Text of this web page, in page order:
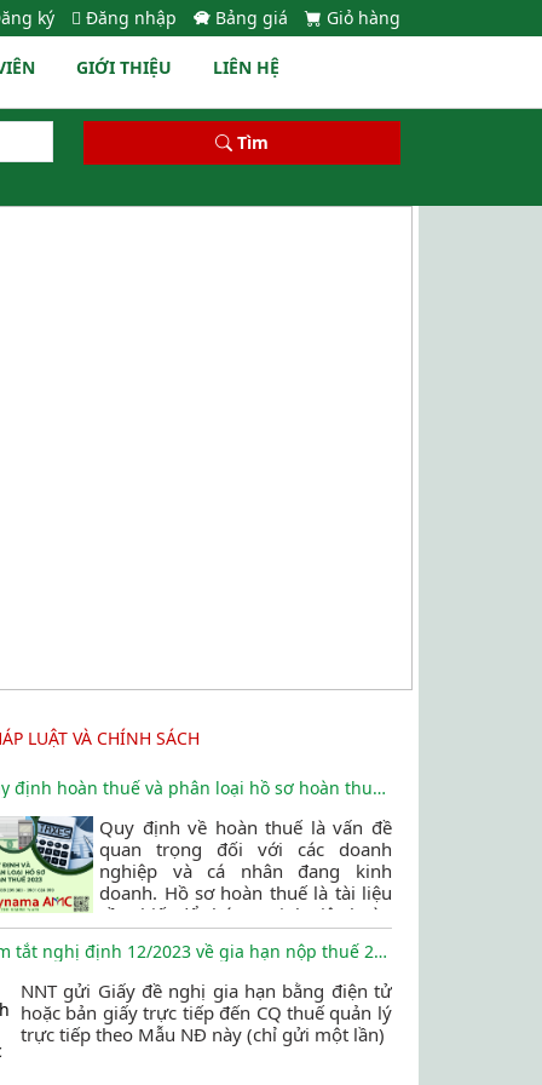
ký Đăng nhập Bảng giá Giỏ hàng
GIỚI THIỆU LIÊN HỆ
Tìm
LUẬT VÀ CHÍNH SÁCH
Quy định hoàn thuế và phân loại hồ sơ hoàn thuế 2023
Quy định về hoàn thuế là vấn đề
quan trọng đối với các doanh
nghiệp và cá nhân đang kinh
doanh. Hồ sơ hoàn thuế là tài liệu
cần thiết để chứng minh việc hoàn
thuế và phải tuân thủ các quy định
liên quan. Bài viết này sẽ giúp bạn
hiểu rõ hơn về quy định và phân
loại hồ sơ hoàn thuế để giảm thiểu
các rủi ro liên quan đến thuế.
Tóm tắt nghị định 12/2023 về gia hạn nộp thuế 2023
NNT gửi Giấy đề nghị gia hạn bằng điện tử
hoặc bản giấy trực tiếp đến CQ thuế quản lý
trực tiếp theo Mẫu NĐ này (chỉ gửi một lần)